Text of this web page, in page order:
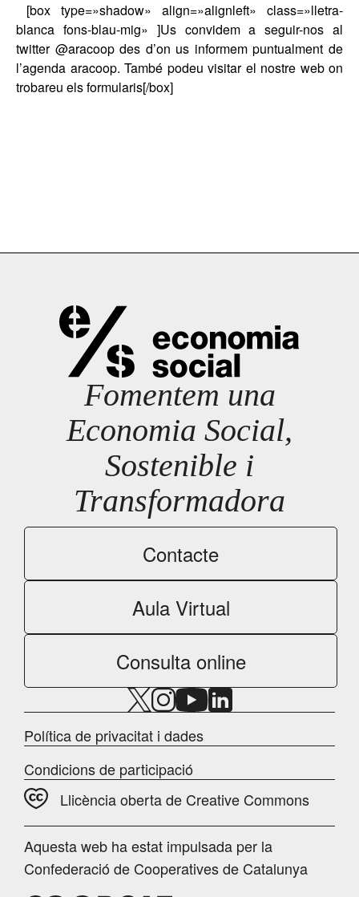
[box type=»shadow» align=»alignleft» class=»lletra-
blanca fons-blau-mig» ]Us convidem a seguir-nos al
twitter @aracoop des d’on us informem puntualment de
l’agenda aracoop. També podeu visitar el nostre web on
trobareu els formularis[/box]
Fomentem una
Economia Social,
Sostenible i
Transformadora
Contacte
Aula Virtual
Consulta online
Política de privacitat i dades
Condicions de participació
Llicència oberta de Creative Commons
Aquesta web ha estat impulsada per la
Confederació de Cooperatives de Catalunya